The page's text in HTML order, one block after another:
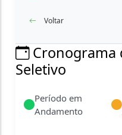
Voltar
Cronograma
Seletivo
Período em
Andamento